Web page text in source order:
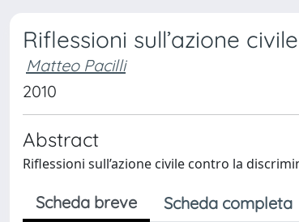
Riflessioni sull’azione
Matteo Pacilli
2010
Abstract
Riflessioni sull’azione civile contro la
Scheda breve Scheda completa